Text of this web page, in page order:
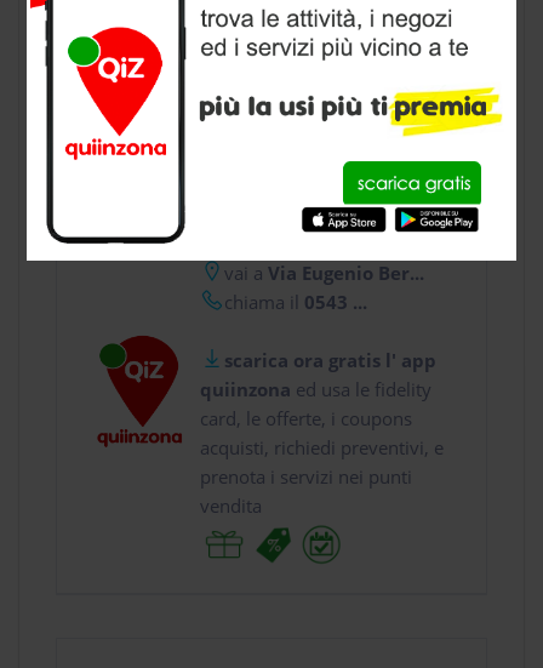
vai aVia Eugenio Ber...
chiama il 0543 ...
scarica ora gratis l' app
quiinzona ed usa le fidelity
card, le offerte, i coupons
acquisti, richiedi preventivi, e
prenota i servizi nei punti
vendita